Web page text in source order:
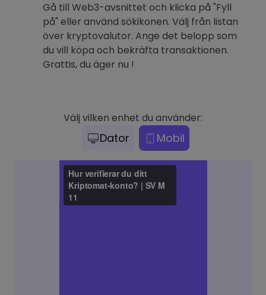
Gå till Web3-avsnittet och klicka på "Fyll
på" eller använd sökikonen. Välj från listan
över kryptovalutor. Ange det belopp som
du vill köpa och bekräfta transaktionen.
Grattis, du äger nu !
Välj vilken enhet du använder:
Dator Mobil